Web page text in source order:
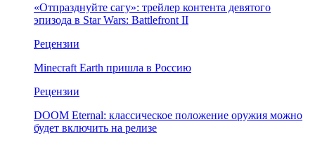
«Отпразднуйте сагу»: трейлер контента девятого
эпизода в Star Wars: Battlefront II
Рецензии
Minecraft Earth пришла в Россию
Рецензии
DOOM Eternal: классическое положение оружия можно
будет включить на релизе